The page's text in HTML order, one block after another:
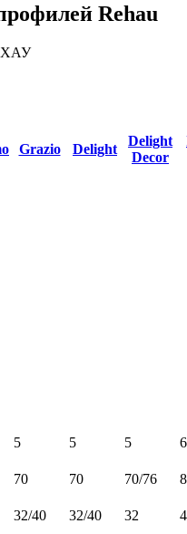
Rehau
Grazio Delight
Delight
Decor
5 5 5
6
70 70 70/76
32/40 32/40 32